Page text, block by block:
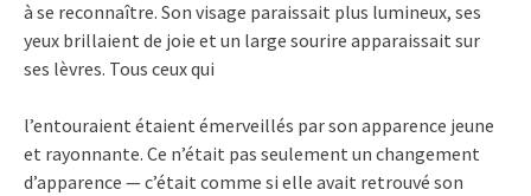
à se reconnaître. Son visage paraissait plus lumineux, ses
yeux brillaient de joie et un large sourire apparaissait sur
ses lèvres. Tous ceux qui
l’entouraient étaient émerveillés par son apparence jeune
et rayonnante. Ce n’était pas seulement un changement
d’apparence — c’était comme si elle avait retrouvé son